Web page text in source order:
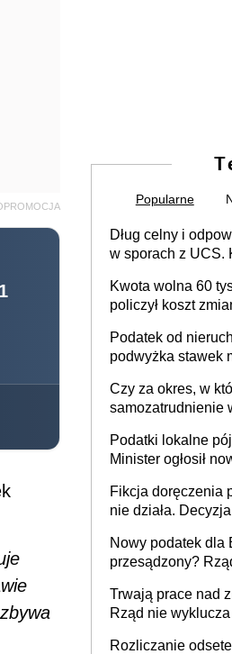
Popularne
Dług celny i
w sporach z UCS.
Kwota wolna 60
policzył koszt
Podatek od
podwyżka stawek
budynków i lokali
prowadzeniem
Czy za okres, w
samozatrudnienie
umowy
racjonalnym
Podatki lokalne
Minister ogłosił
Fikcja doręczenia
nie działa.
Nowy podatek dla
przesądzony?
Trwają prace nad
Rząd nie
Rozliczanie